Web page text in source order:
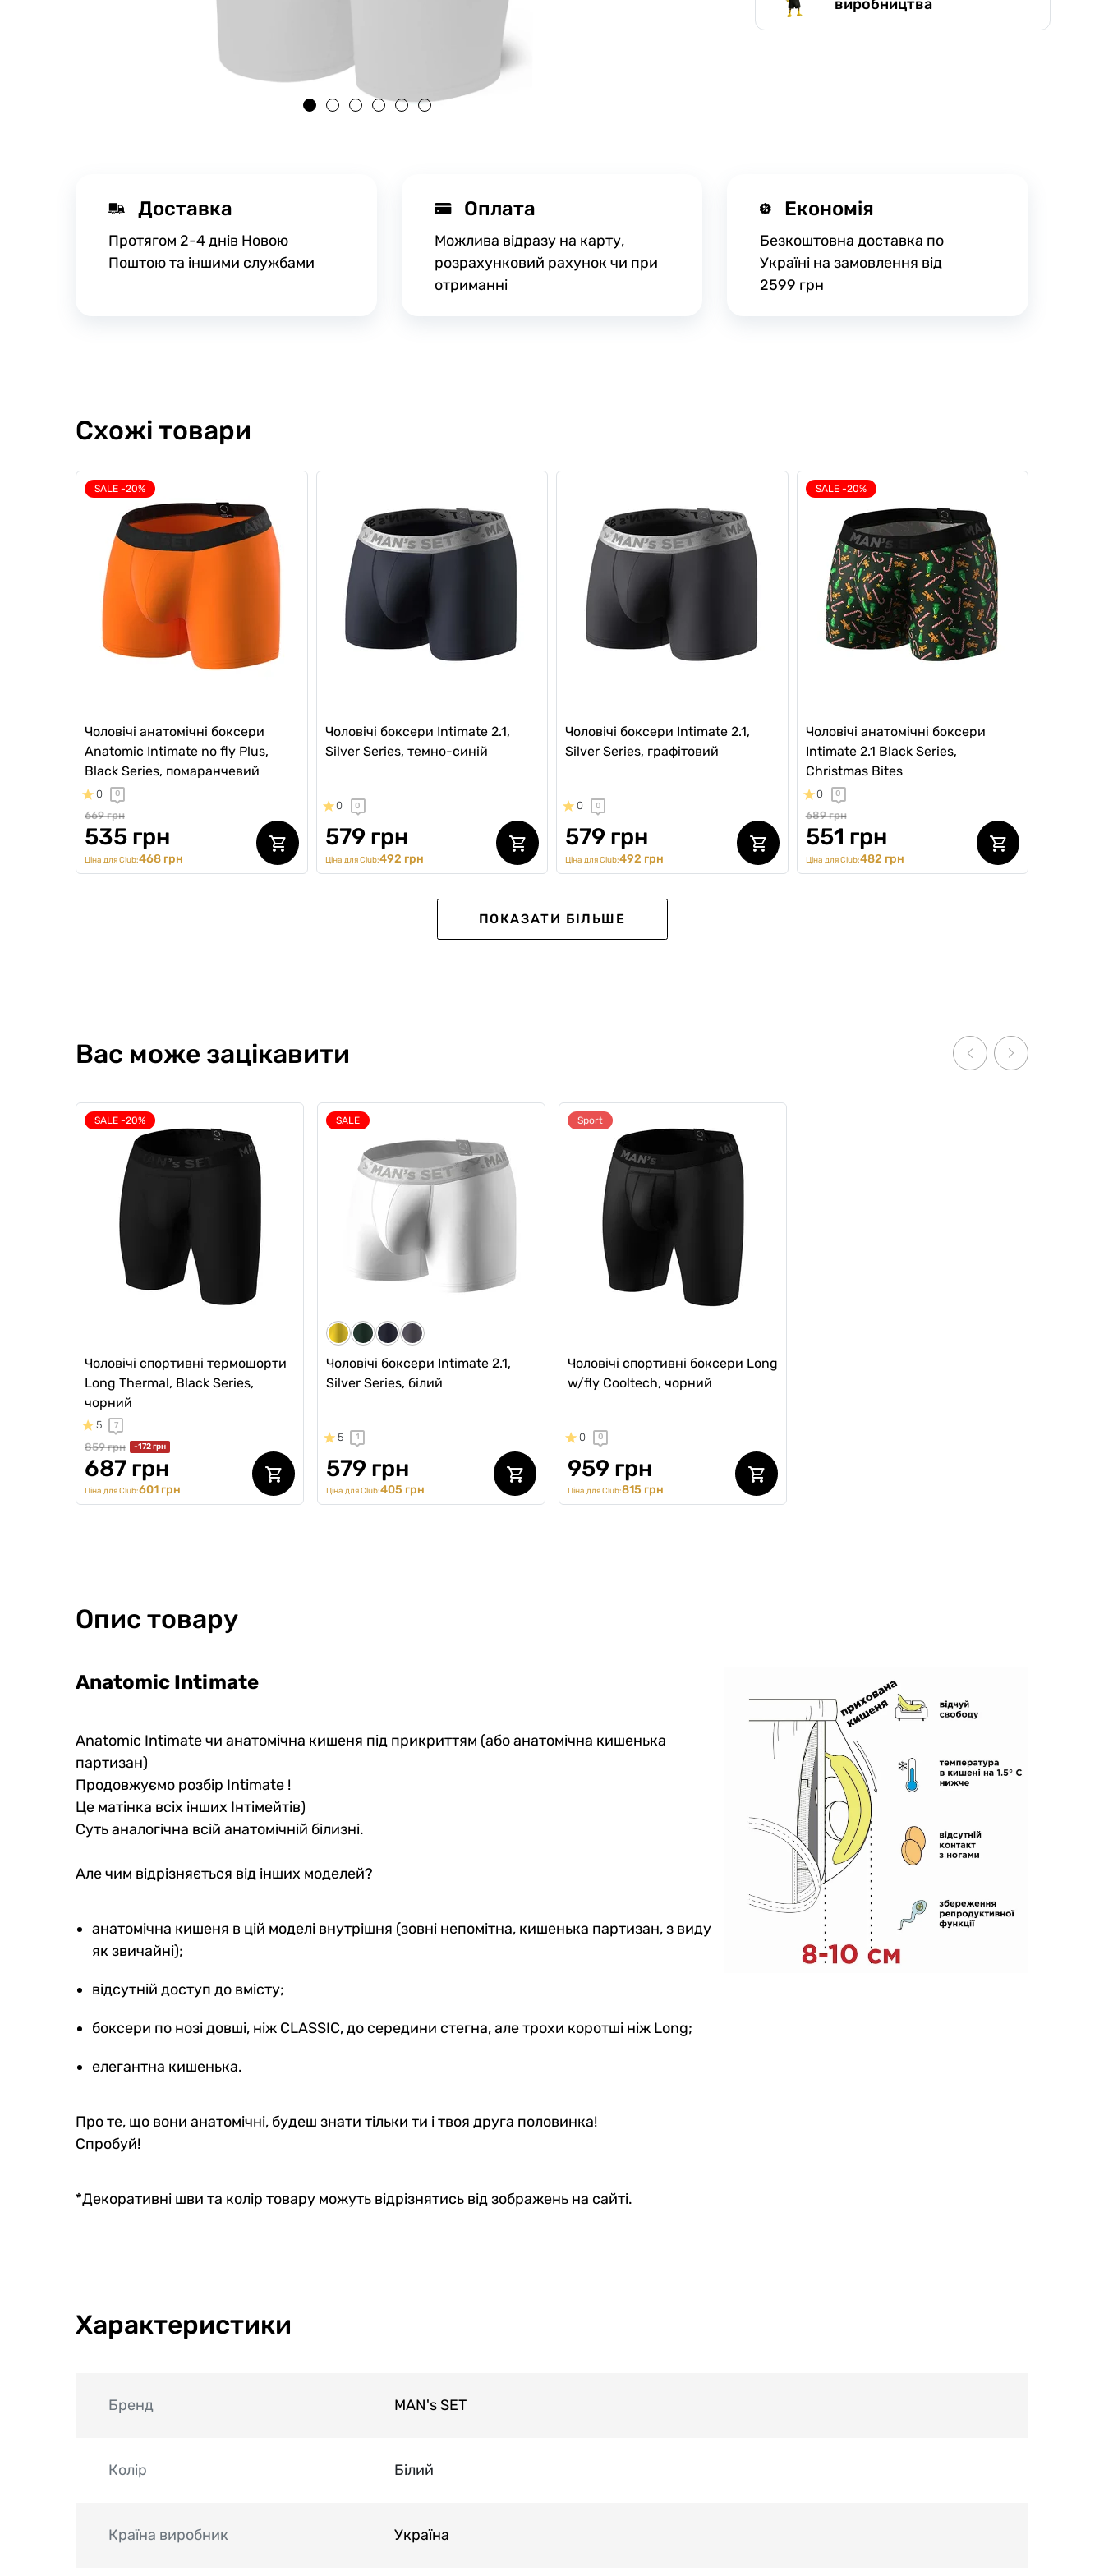
виробництва
Доставка
Протягом 2-4 днів Новою
Поштою та іншими службами
Оплата
Можлива відразу на карту,
розрахунковий рахунок чи при
отриманні
Економія
Безкоштовна доставка по
Україні на замовлення від
2599 грн
Схожі товари
SALE -20%
Чоловічі анатомічні боксери
Anatomic Intimate no fly Plus,
Black Series, помаранчевий
0 0
669 грн
535 грн
Ціна для Club:468 грн
Чоловічі боксери Intimate 2.1,
Silver Series, темно-синій
0 0
579 грн
Ціна для Club:492 грн
Чоловічі боксери Intimate 2.1,
Silver Series, графітовий
0 0
579 грн
Ціна для Club:492 грн
SALE -20%
Чоловічі анатомічні боксери
Intimate 2.1 Black Series,
Christmas Bites
0 0
689 грн
551 грн
Ціна для Club:482 грн
Чоловічі анатомічні боксери
Intimate 2.1 Black Series, марсала
579 грн
Ціна для Club:
Чоловічі анатомічні боксери
Intimate 2.1 Black Series, темно-
579 грн
492 грн
SALE -20%
Чоловічі анатомічні боксери
Intimate 2.1 Black Series,
бордовий
463 грн
Ціна для Club:
ПОКАЗАТИ БІЛЬШЕ
Вас може зацікавити
SALE -20%
Чоловічі спортивні термошорти
Long Thermal, Black Series,
чорний
5 7
859 грн -172 грн
687 грн
Ціна для Club:601 грн
SALE
Чоловічі боксери Intimate 2.1,
Silver Series, білий
5 1
579 грн
Ціна для Club:405 грн
Sport
Чоловічі спортивні боксери Long
w/fly Cooltech, чорний
0 0
959 грн
Ціна для Club:815 грн
Опис товару
Anatomic Intimatе
Anatomic Intimate чи анатомічна кишеня під прикриттям (або анатомічна кишенька
партизан)
Продовжуємо розбір Intimate !
Це матінка всіх інших Інтімейтів)
Суть аналогічна всій анатомічній білизні.
Але чим відрізняється від інших моделей?
анатомічна кишеня в цій моделі внутрішня (зовні непомітна, кишенька партизан, з виду
як звичайні);
відсутній доступ до вмісту;
боксери по нозі довші, ніж CLASSIC, до середини стегна, але трохи коротші ніж Long;
елегантна кишенька.
Про те, що вони анатомічні, будеш знати тільки ти і твоя друга половинка!
Спробуй!
*Декоративні шви та колір товару можуть відрізнятись від зображень на сайті.
Характеристики
Бренд MAN's SET
Колір Білий
Країна виробник Україна